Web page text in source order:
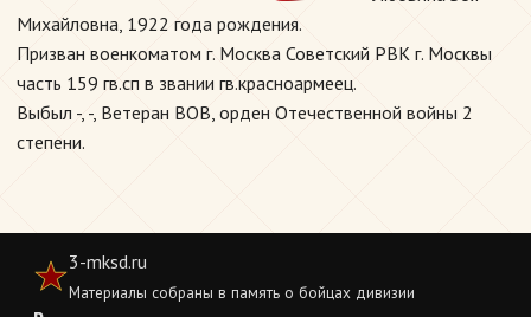
Михайловна, 1922 года рождения.
Призван военкоматом г. Москва Советский РВК г. Москвы
часть 159 гв.сп в звании гв.красноармеец.
Выбыл -, -, Ветеран ВОВ, орден Отечественной войны 2
степени.
3-mksd.ru
Материалы собраны в память о бойцах дивизии